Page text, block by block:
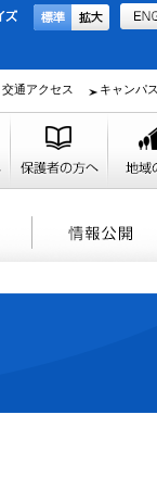
交通アクセス キャンパ